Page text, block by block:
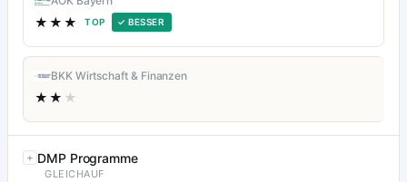
★★★ TOP ✓ BESSER
BKK Wirtschaft & Finanzen
★★ ★
DMP Programme
GLEICHAUF